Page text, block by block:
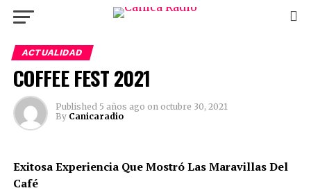
ACTUALIDAD
COFFEE FEST 2021
Published 5 años ago on octubre 30, 2021
By Canicaradio
Exitosa Experiencia Que Mostró Las Maravillas Del
Café